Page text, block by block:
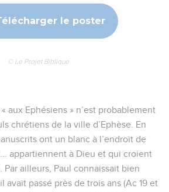
le poster
© Le Projet Biblique
aux Ephésiens » n’est probablement
chrétiens de la ville d’Ephèse. En
ont un blanc à l’endroit de
appartiennent à Dieu et qui croient
Par ailleurs, Paul connaissait bien
avait passé près de trois ans (Ac 19 et